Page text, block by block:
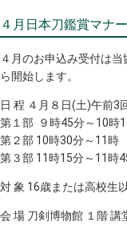
４月日本刀鑑賞マナ
４月のお申込み受付は
ら開始します。
日 程 ４月８日(土)午前3
第１部 ９時45分～10時
第２部 10時30分～11時
第３部 11時15分～11時
対 象 16歳または高校生
会 場 刀剣博物館 １階 講